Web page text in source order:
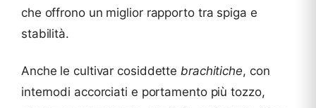
che offrono un miglior rapporto tra spiga e
stabilità.
Anche le cultivar cosiddettebrachitiche, con
internodi accorciati e portamento più tozzo,